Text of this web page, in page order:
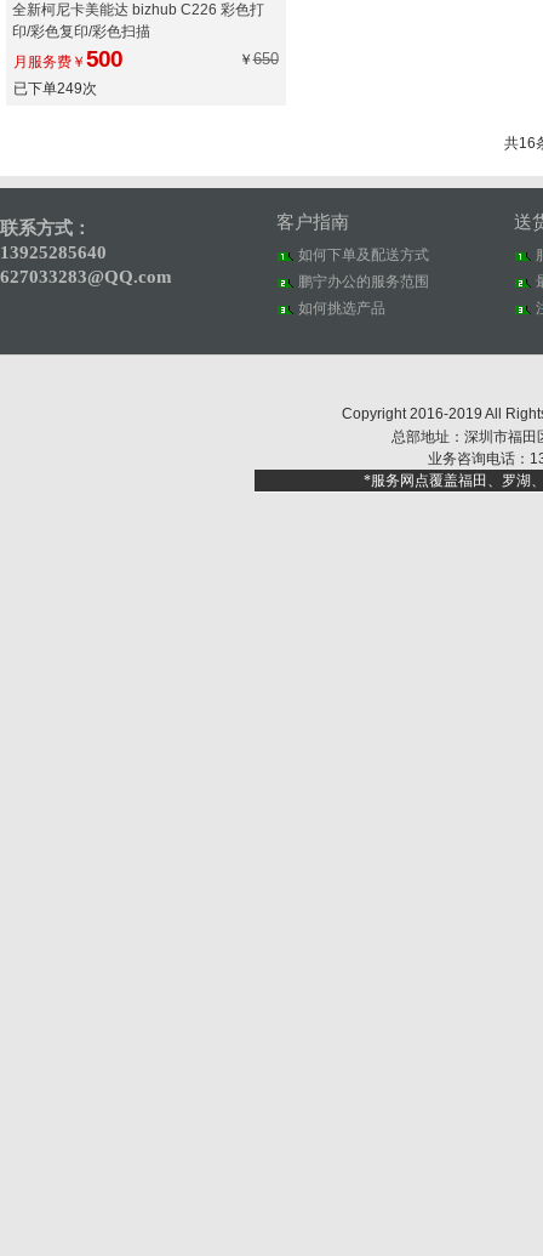
全新柯尼卡美能达 bizhub C226 彩色打
印/彩色复印/彩色扫描
月服务费￥ 500 ￥650
已下单249次
共16
联系方式：
13925285640
627033283@QQ.com
客户指南
如何下单及配送方式
鹏宁办公的服务范围
如何挑选产品
送
Copyright 2016-2019 All
总部地址：深圳市福
业务咨询电话：
*服务网点覆盖福田、罗湖